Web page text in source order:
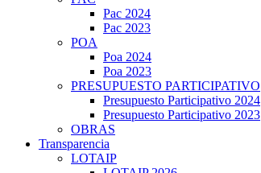
Pac 2024
Pac 2023
POA
Poa 2024
Poa 2023
PRESUPUESTO PARTICIPATIVO
Presupuesto Participativo 2024
Presupuesto Participativo 2023
OBRAS
Transparencia
LOTAIP